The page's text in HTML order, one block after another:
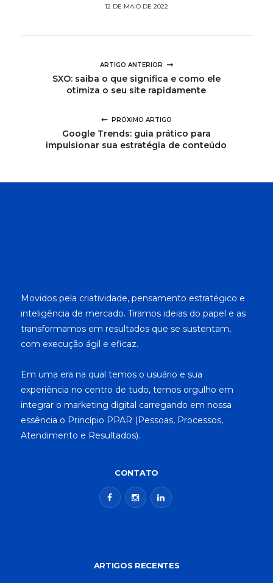
12 DE MAIO DE 2022
ARTIGO ANTERIOR
SXO: saiba o que significa e como ele
otimiza o seu site rapidamente
PRÓXIMO ARTIGO
Google Trends: guia prático para
impulsionar sua estratégia de conteúdo
Movidos pela criatividade, pensamento estratégico e
inteligência de mercado. Tiramos ideias do papel e as
transformamos em resultados que se sustentam,
com execução ágil e eficaz.
Em uma era na qual temos o usuário e sua
experiência no centro de tudo, temos orgulho em
integrar o marketing digital carregando em nossa
essência o Princípio PPAR (Pessoas, Processos,
Atendimento e Resultados).
CONTATO
ARTIGOS RECENTES